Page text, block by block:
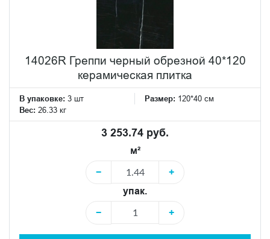
14026R Греппи черный обрезной 40*120
керамическая плитка
В упаковке: 3 шт Размер: 120*40 см
Вес: 26.33 кг
3 253.74 руб.
м²
−
+
упак.
−
+